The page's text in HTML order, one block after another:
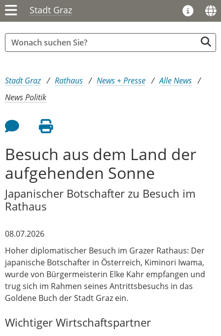
Stadt Graz
Sie sind hier:
Stadt Graz Rathaus News + Presse
Alle News
News Politik
Feedback an Autor
Seite drucken
Besuch aus dem Land der
aufgehenden Sonne
Japanischer Botschafter zu Besuch im
Rathaus
08.07.2026
Hoher diplomatischer Besuch im Grazer Rathaus: Der
japanische Botschafter in Österreich, Kiminori Iwama,
wurde von Bürgermeisterin Elke Kahr empfangen und
trug sich im Rahmen seines Antrittsbesuchs in das
Goldene Buch der Stadt Graz ein.
Wichtiger Wirtschaftspartner